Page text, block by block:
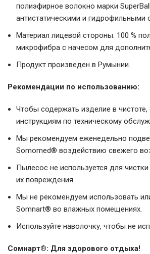
полиэфирное волокно марки
антистатическими и гидрофильными
Материал лицевой стороны: 100 %
микрофибра с начесом для
Продукт произведен в Румынии.
Рекомендации по использованию:
Чтобы содержать изделие в чистоте,
инструкциям по техническому
Мы рекомендуем еженедельно
Somomed® воздействию свежего
Пылесос не используется для
их повреждения
Мы не рекомендуем использовать
Somnart® во влажных помещениях.
Используйте наволочку, чтобы не
Сомнарт®: Для здорового отдыха!